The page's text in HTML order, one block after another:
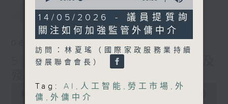
製作：香港電台公共事務組
讚好Like「 RTHK 香港電台公共事務組
Facebook專頁
最新 LATEST
5歲男童被虐致死 母親誤殺及
seconds
00:00
0
seconds
14/05/2026 - 議員提質詢
關注如何加強監管外傭中介
訪問：林夏瑤（國際家政服務業持續
發展聯會會長）
Tag: AI , 人工智能 , 勞工市場 , 外
傭 , 外傭中介